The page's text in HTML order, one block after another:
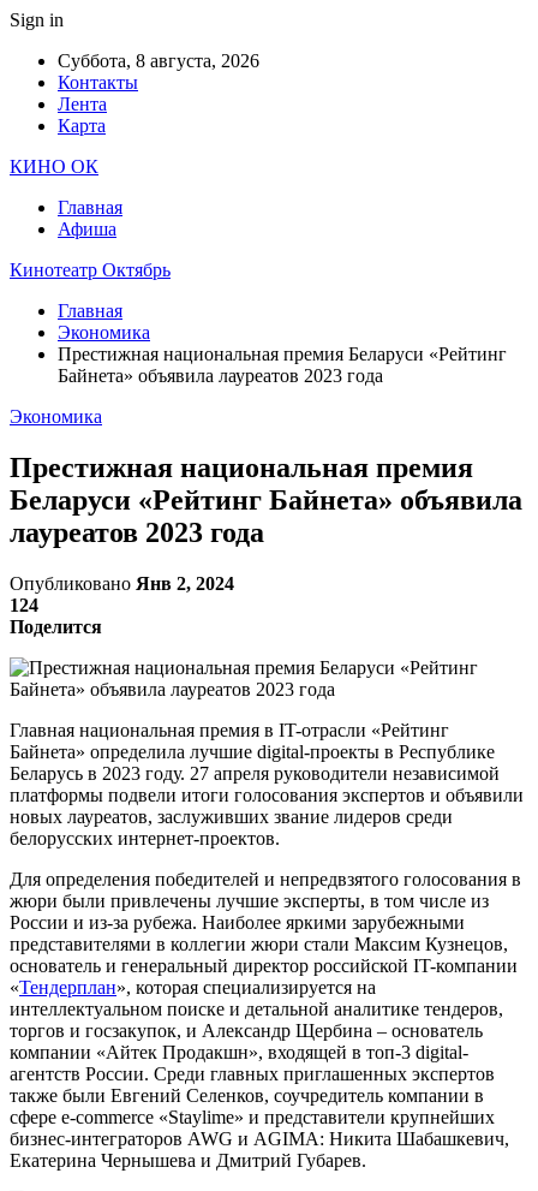
Sign in
Суббота, 8 августа, 2026
Контакты
Лента
Карта
КИНО ОК
Главная
Афиша
Кинотеатр Октябрь
Главная
Экономика
Престижная национальная премия Беларуси «Рейтинг
Байнета» объявила лауреатов 2023 года
Экономика
Престижная национальная премия
Беларуси «Рейтинг Байнета» объявила
лауреатов 2023 года
Опубликовано Янв 2, 2024
124
Поделится
Главная национальная премия в IT-отрасли «Рейтинг
Байнета» определила лучшие digital-проекты в Республике
Беларусь в 2023 году. 27 апреля руководители независимой
платформы подвели итоги голосования экспертов и объявили
новых лауреатов, заслуживших звание лидеров среди
белорусских интернет-проектов.
Для определения победителей и непредвзятого голосования в
жюри были привлечены лучшие эксперты, в том числе из
России и из-за рубежа. Наиболее яркими зарубежными
представителями в коллегии жюри стали Максим Кузнецов,
основатель и генеральный директор российской IT-компании
«Тендерплан», которая специализируется на
интеллектуальном поиске и детальной аналитике тендеров,
торгов и госзакупок, и Александр Щербина – основатель
компании «Айтек Продакшн», входящей в топ-3 digital-
агентств России. Среди главных приглашенных экспертов
также были Евгений Селенков, соучредитель компании в
сфере e-commerce «Staylime» и представители крупнейших
бизнес-интеграторов AWG и AGIMA: Никита Шабашкевич,
Екатерина Чернышева и Дмитрий Губарев.